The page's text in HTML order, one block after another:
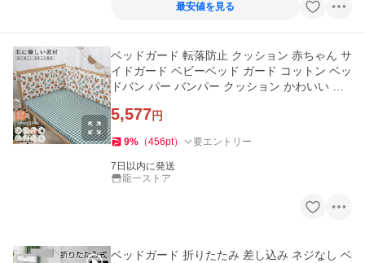
最安値を見る
ベッドガード 転落防止 クッション 赤ちゃん サ
イドガード ベビーベッド ガード コットン ベッ
ドバン パー バンパー クッション かわいい 撮
5,577円
9% （456pt） 要エントリー
7日以内に発送
龍一ストア
ベッドガード 折りたたみ 差し込み ネジなし ベ